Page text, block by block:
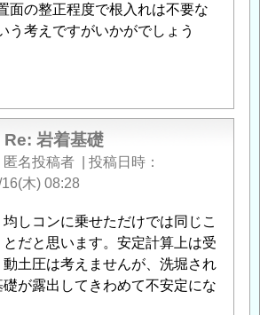
面の整正程度で根入れは不要な
う考えですがいかがでしょう
Re: 岩着基礎
匿名投稿者
投稿日時
木) 08:28
均しコンに乗せただけでは同じこ
とだと思います。安定計算上は受
動土圧は考えませんが、洗堀され
礎が露出してきわめて不安定にな